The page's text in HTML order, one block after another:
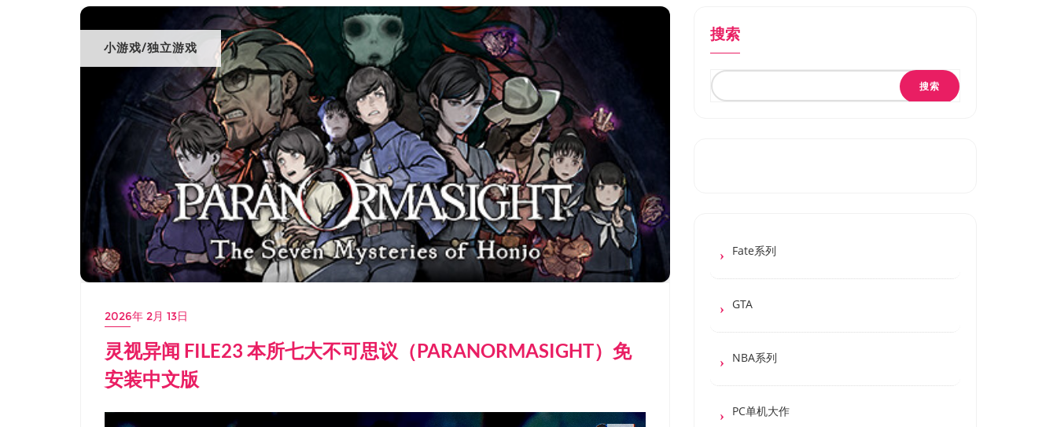
小游戏/独立游戏
2026年 2月 13日
灵视异闻 FILE23 本所七大不可思议（PARANORMASIGHT）免
安装中文版
搜索
搜索
Fate系列
GTA
NBA系列
PC单机大作